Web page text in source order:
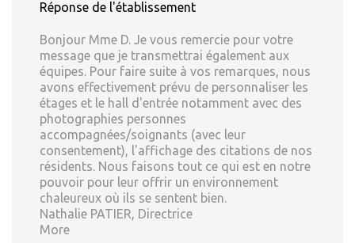
Réponse de l'établissement
Bonjour Mme D. Je vous remercie pour votre
message que je transmettrai également aux
équipes. Pour faire suite à vos remarques, nous
avons effectivement prévu de personnaliser les
étages et le hall d'entrée notamment avec des
photographies personnes
accompagnées/soignants (avec leur
consentement), l'affichage des citations de nos
résidents. Nous faisons tout ce qui est en notre
pouvoir pour leur offrir un environnement
chaleureux où ils se sentent bien.
Nathalie PATIER, Directrice
More